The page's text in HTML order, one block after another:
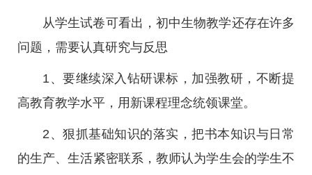
从学生试卷可看出，初中生物教学还存在许多
问题，需要认真研究与反思
1、要继续深入钻研课标，加强教研，不断提
高教育教学水平，用新课程理念统领课堂。
2、狠抓基础知识的落实，把书本知识与日常
的生产、生活紧密联系，教师认为学生会的学生不